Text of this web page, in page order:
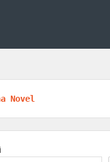
Novel